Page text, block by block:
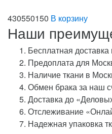
430550150 В корзину
Наши
Бесплатная
Предоплата для
Наличие ткани в
Обмен брака за наш
Доставка до
Отслеживание
Надежная упаковка